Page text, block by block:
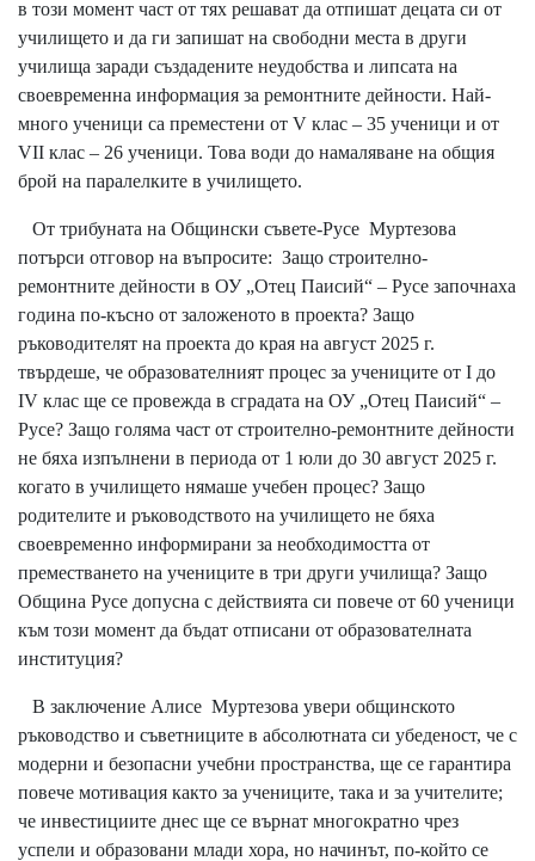
в този момент част от тях решават да отпишат децата си от
училището и да ги запишат на свободни места в други
училища заради създадените неудобства и липсата на
своевременна информация за ремонтните дейности. Най-
много ученици са преместени от V клас – 35 ученици и от
VII клас – 26 ученици. Това води до намаляване на общия
брой на паралелките в училището.
От трибуната на Общински съвете-Русе Муртезова
потърси отговор на въпросите: Защо строително-
ремонтните дейности в ОУ „Отец Паисий“ – Русе започнаха
година по-късно от заложеното в проекта? Защо
ръководителят на проекта до края на август 2025 г.
твърдеше, че образователният процес за учениците от I до
IV клас ще се провежда в сградата на ОУ „Отец Паисий“ –
Русе? Защо голяма част от строително-ремонтните дейности
не бяха изпълнени в периода от 1 юли до 30 август 2025 г.
когато в училището нямаше учебен процес? Защо
родителите и ръководството на училището не бяха
своевременно информирани за необходимостта от
преместването на учениците в три други училища? Защо
Община Русе допусна с действията си повече от 60 ученици
към този момент да бъдат отписани от образователната
институция?
В заключение Алисе Муртезова увери общинското
ръководство и съветниците в абсолютната си убеденост, че с
модерни и безопасни учебни пространства, ще се гарантира
повече мотивация както за учениците, така и за учителите;
че инвестициите днес ще се върнат многократно чрез
успели и образовани млади хора, но начинът, по-който се